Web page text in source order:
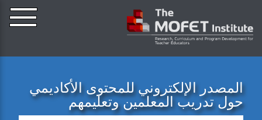
المصدر الإلكتروني للمحتوى الأكاديمي
حول تدريب المعلمين وتعليمهم